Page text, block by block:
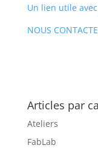
Un lien utile
NOUS
Articles par
Ateliers
FabLab